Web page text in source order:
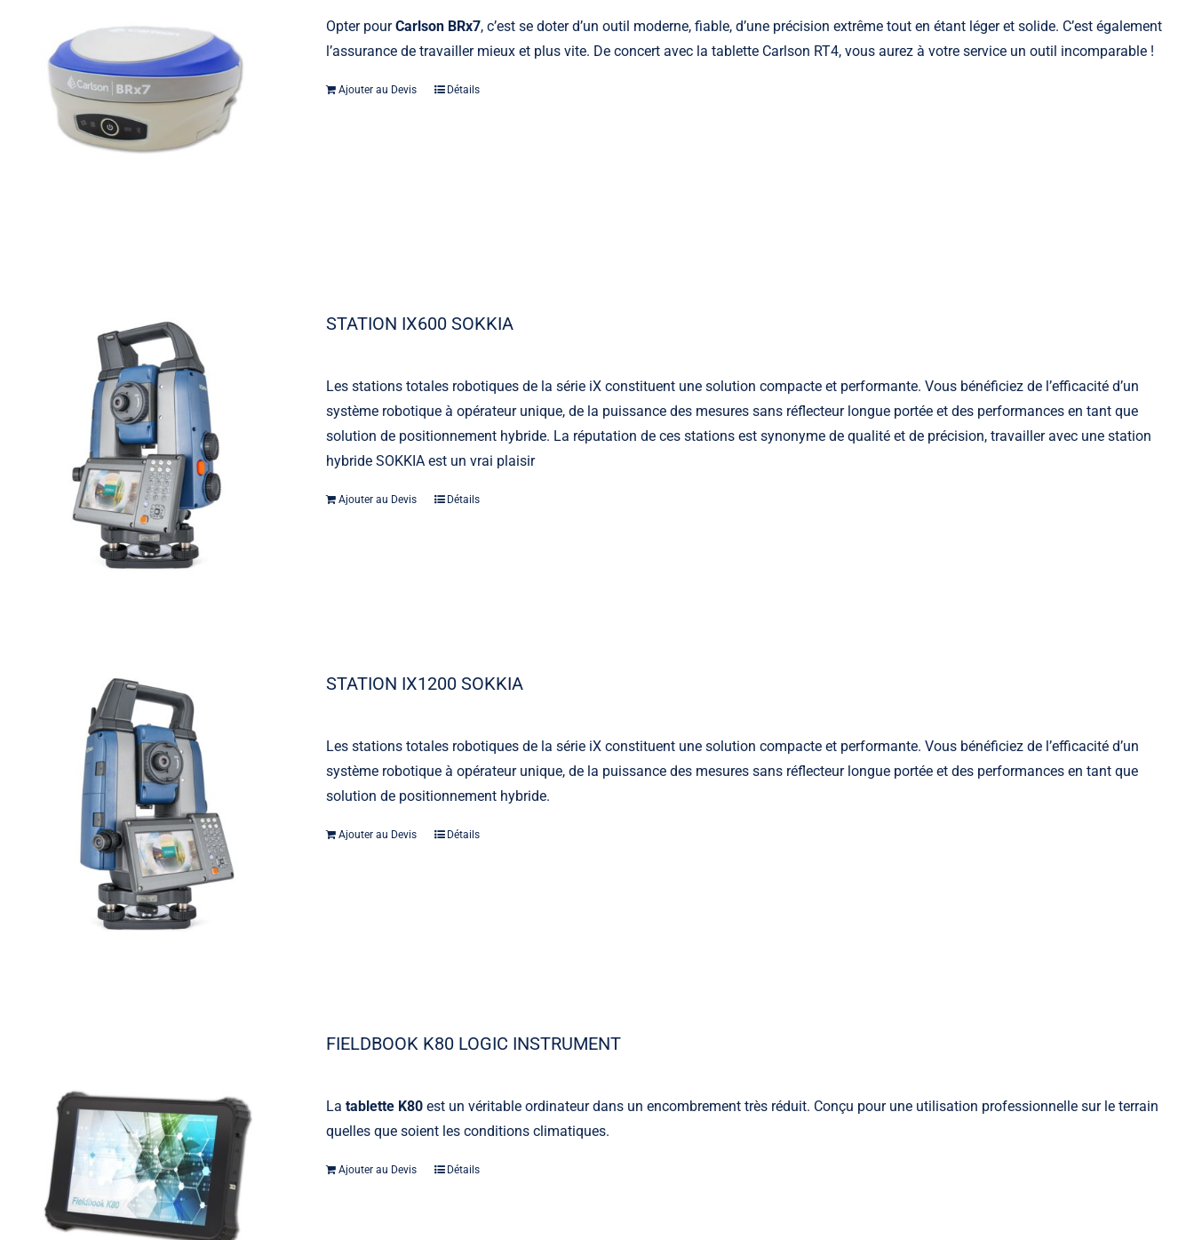
Opter pourCarlson BRx7, c’est se doter d’un outil moderne, fiable, d’une précision extrême tout en étant léger et solide. C’est également
l’assurance de travailler mieux et plus vite. De concert avec la tablette Carlson RT4, vous aurez à votre service un outil incomparable !
Ajouter au Devis Détails
STATION IX600 SOKKIA
Les stations totales robotiques de la série iX constituent une solution compacte et performante. Vous bénéficiez de l’efficacité d’un
système robotique à opérateur unique, de la puissance des mesures sans réflecteur longue portée et des performances en tant que
solution de positionnement hybride. La réputation de ces stations est synonyme de qualité et de précision, travailler avec une station
hybride SOKKIA est un vrai plaisir
Ajouter au Devis Détails
STATION IX1200 SOKKIA
Les stations totales robotiques de la série iX constituent une solution compacte et performante. Vous bénéficiez de l’efficacité d’un
système robotique à opérateur unique, de la puissance des mesures sans réflecteur longue portée et des performances en tant que
solution de positionnement hybride.
Ajouter au Devis Détails
FIELDBOOK K80 LOGIC INSTRUMENT
Latablette K80 est un véritable ordinateur dans un encombrement très réduit. Conçu pour une utilisation professionnelle sur le terrain
quelles que soient les conditions climatiques.
Ajouter au Devis Détails